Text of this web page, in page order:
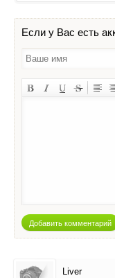
Если у Вас есть
Добавить комментарий
Liver